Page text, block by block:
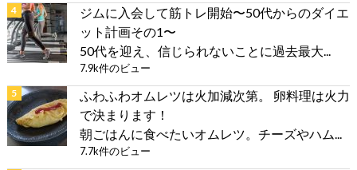
ジムに入会して筋トレ開始〜50代からのダイエ
ット計画その1〜
50代を迎え、信じられないことに過去最大...
7.9k件のビュー
ふわふわオムレツは火加減次第。 卵料理は火力
で決まります！
朝ごはんに食べたいオムレツ。チーズやハム...
7.7k件のビュー